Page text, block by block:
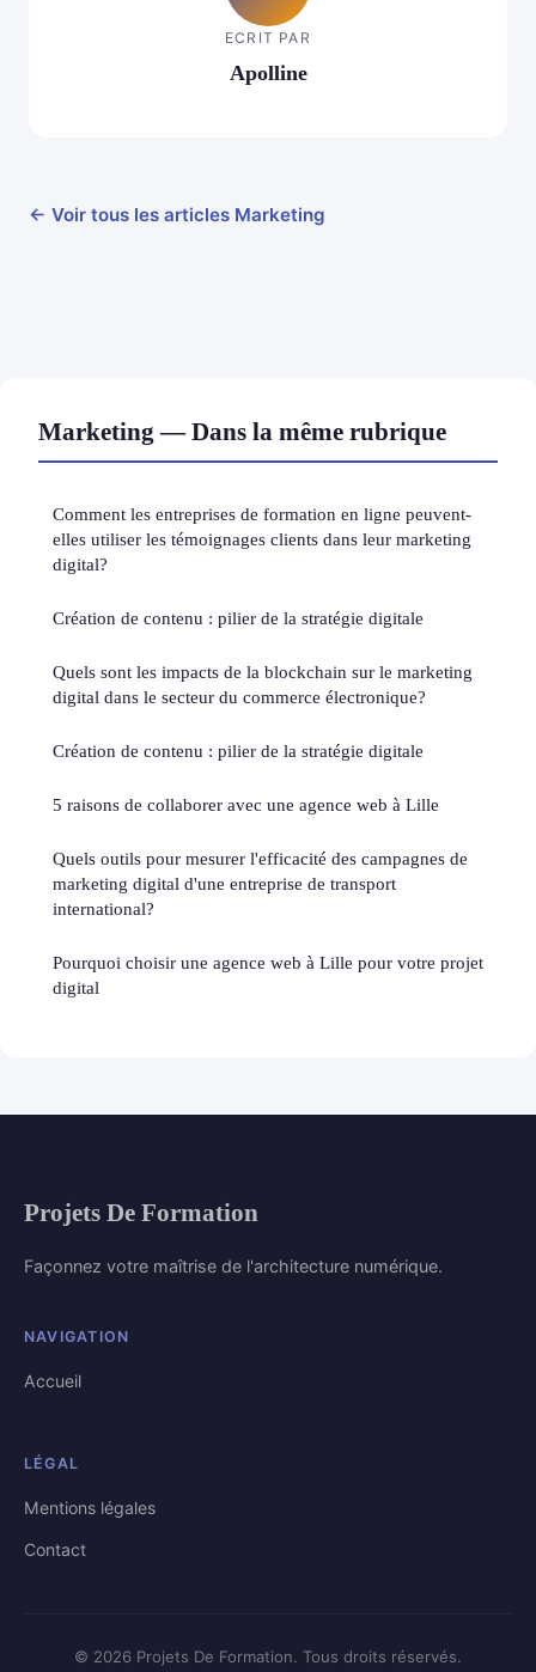
ECRIT PAR
Apolline
← Voir tous les articles Marketing
Marketing — Dans la même rubrique
Comment les entreprises de formation en ligne peuvent-
elles utiliser les témoignages clients dans leur marketing
digital?
Création de contenu : pilier de la stratégie digitale
Quels sont les impacts de la blockchain sur le marketing
digital dans le secteur du commerce électronique?
Création de contenu : pilier de la stratégie digitale
5 raisons de collaborer avec une agence web à Lille
Quels outils pour mesurer l'efficacité des campagnes de
marketing digital d'une entreprise de transport
international?
Pourquoi choisir une agence web à Lille pour votre projet
digital
Projets De Formation
Façonnez votre maîtrise de l'architecture numérique.
NAVIGATION
Accueil
LÉGAL
Mentions légales
Contact
© 2026 Projets De Formation. Tous droits réservés.